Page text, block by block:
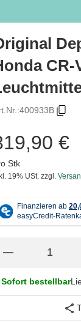
CR-
400933B
€
Stk
19% USt. zzgl.
Sofort bestellbar